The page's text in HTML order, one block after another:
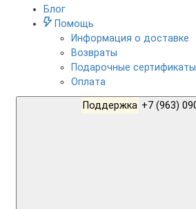
Блог
Помощь
Информация о доставке
Возвраты
Подарочные сертификаты
Оплата
Поддержка